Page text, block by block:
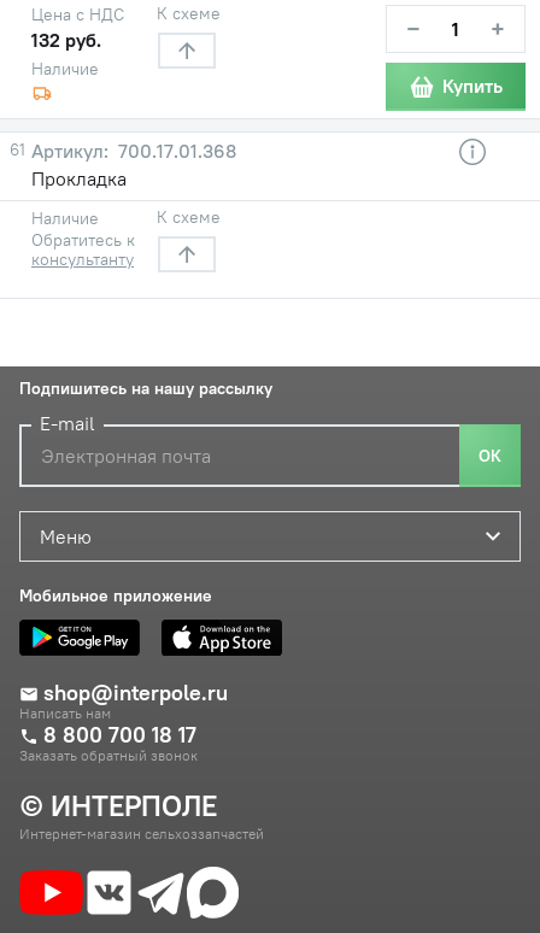
Наличие
Цена с НДС
132 руб.
К схеме − +
Купить
61
700.17.01.368
Прокладка
Наличие
Обратитесь к
консультанту
К схеме
© ИНТЕРПОЛЕ
Интернет-магазин сельхоззапчастей
Меню
Мобильное приложение
shop@interpole.ru
Написать нам
8 800 700 18 17
Заказать обратный звонок
Подпишитесь на нашу рассылку
E-mail
ОК